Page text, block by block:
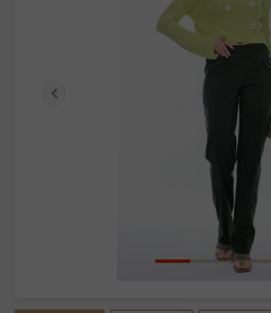
Предыдущая